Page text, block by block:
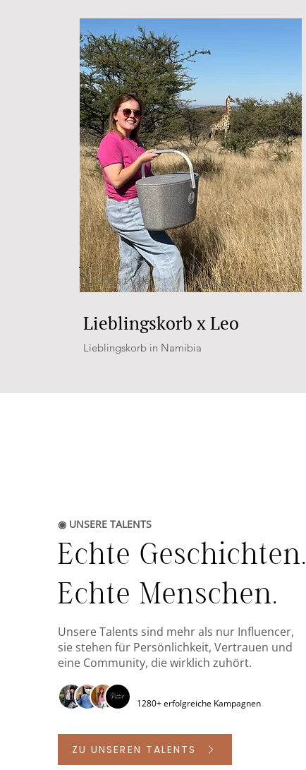
Lifestyle
Lieblingskorb x Leo
Lieblingskorb in Namibia
◉ UNSERE TALENTS
Echte Geschichten.
Echte Menschen.
Unsere Talents sind mehr als nur Influencer,
sie stehen für Persönlichkeit, Vertrauen und
eine Community, die wirklich zuhört.
1280+ erfolgreiche Kampagnen
ZU UNSEREN TALENTS